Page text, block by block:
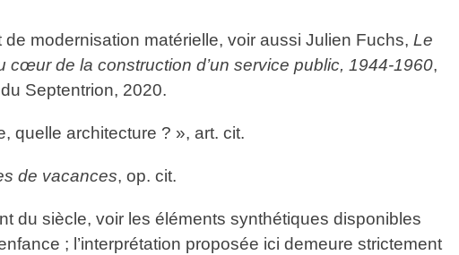
modernisation matérielle, voir aussi Julien Fuchs, Le
cœur de la construction d’un service public, 1944-1960,
Septentrion, 2020.
architecture ? », art. cit.
de vacances, op. cit.
du siècle, voir les éléments synthétiques disponibles
; l’interprétation proposée ici demeure strictement